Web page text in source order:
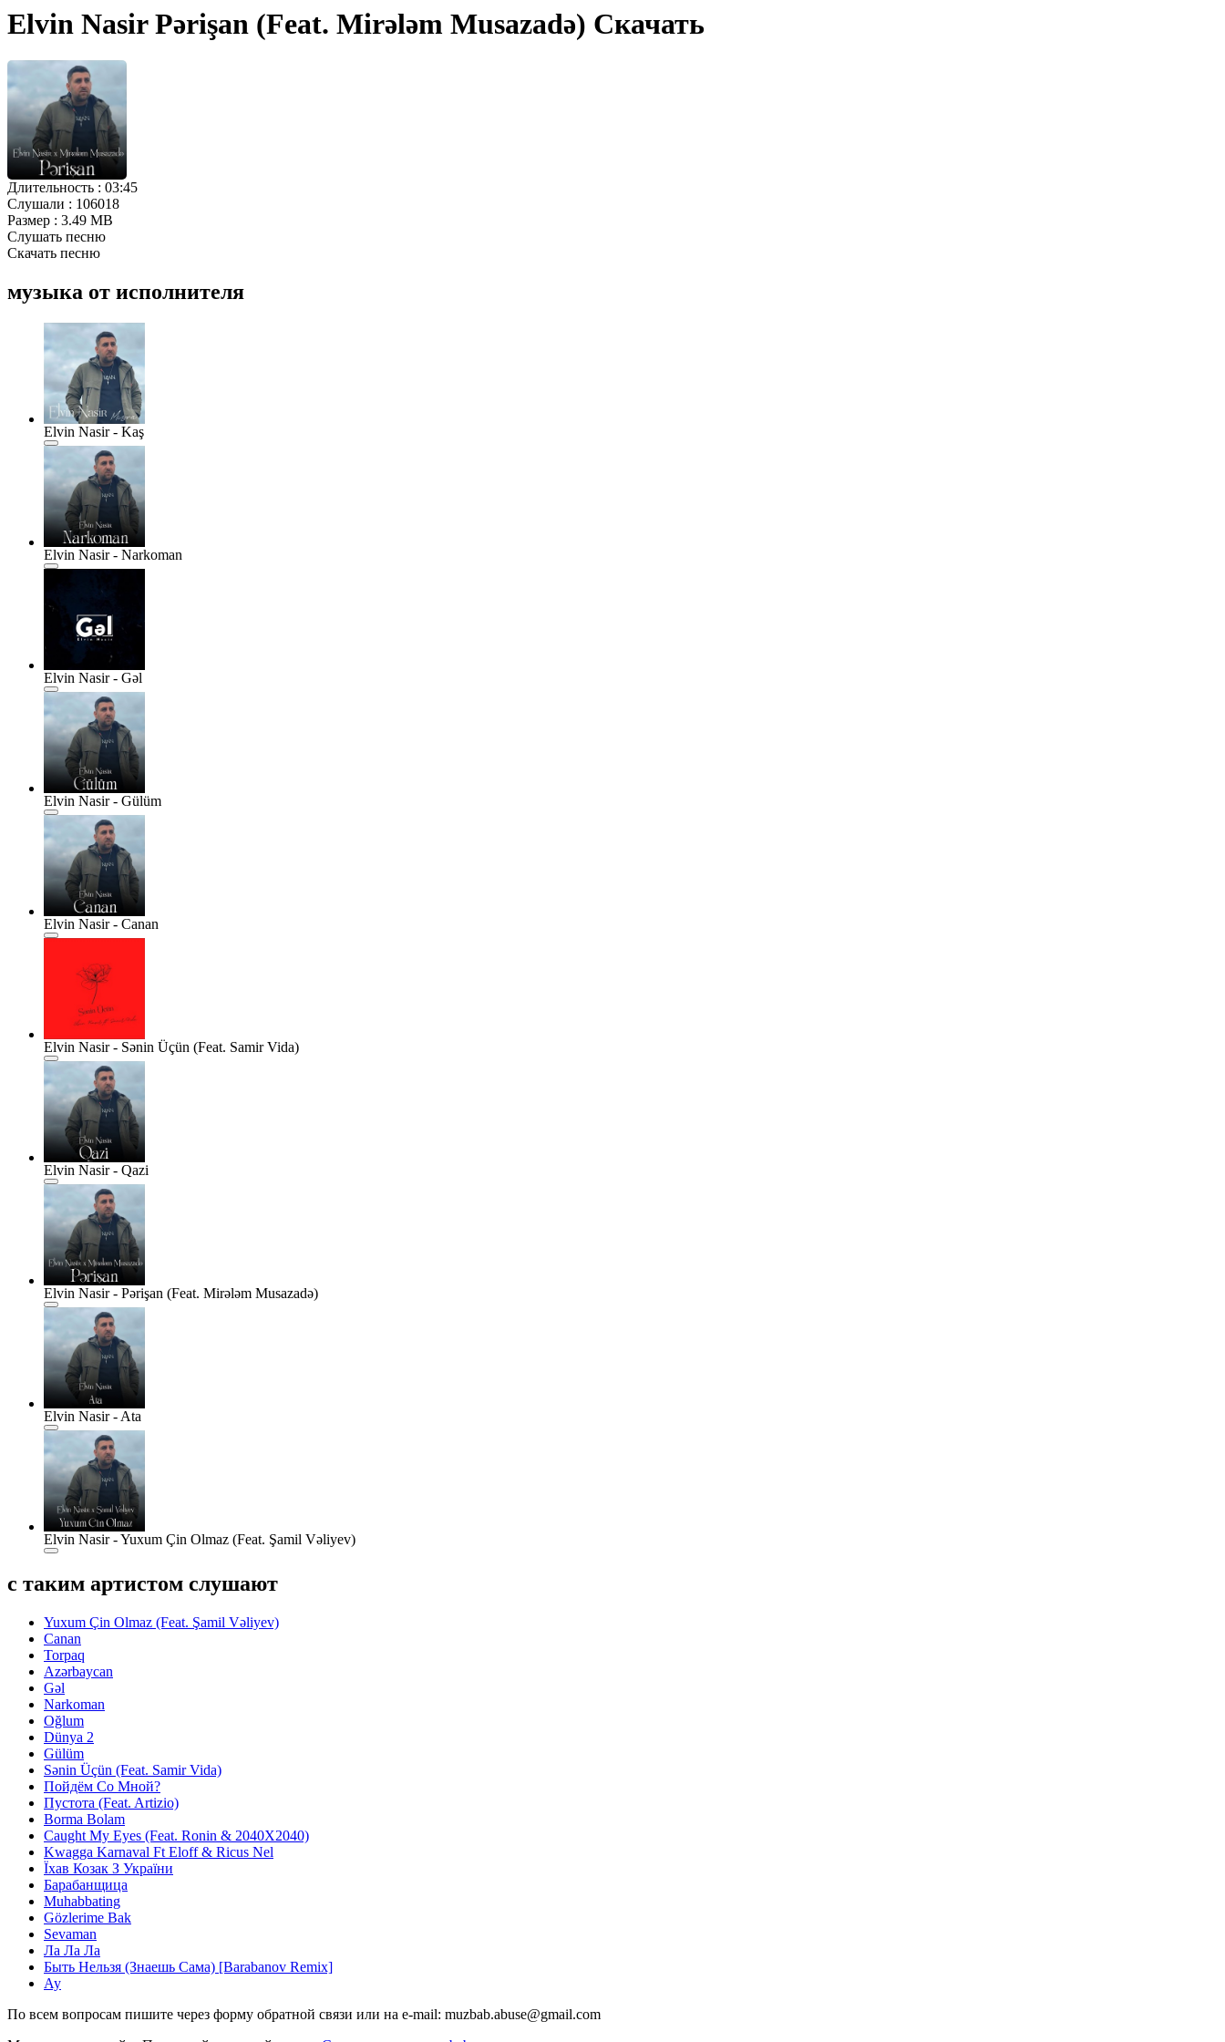
Elvin Nasir Pərişan (Feat. Mirələm Musazadə) Скачать
Длительность : 03:45
Слушали : 106018
Размер : 3.49 MB
Слушать песню
Скачать песню
музыка от исполнителя
Elvin Nasir - Kaş
Elvin Nasir - Narkoman
Elvin Nasir - Gəl
Elvin Nasir - Gülüm
Elvin Nasir - Canan
Elvin Nasir - Sənin Üçün (Feat. Samir Vida)
Elvin Nasir - Qazi
Elvin Nasir - Pərişan (Feat. Mirələm Musazadə)
Elvin Nasir - Ata
Elvin Nasir - Yuxum Çin Olmaz (Feat. Şamil Vəliyev)
с таким артистом слушают
Yuxum Çin Olmaz (Feat. Şamil Vəliyev)
Canan
Torpaq
Azərbaycan
Gəl
Narkoman
Oğlum
Dünya 2
Gülüm
Sənin Üçün (Feat. Samir Vida)
Пойдём Со Мной?
Пустота (Feat. Artizio)
Borma Bolam
Caught My Eyes (Feat. Ronin & 2040X2040)
Kwagga Karnaval Ft Eloff & Ricus Nel
Їхав Козак З України
Барабанщица
Muhabbating
Gözlerime Bak
Sevaman
Ла Ла Ла
Быть Нельзя (Знаешь Сама) [Barabanov Remix]
Ау
По всем вопросам пишите через форму обратной связи или на e-mail: muzbab.abuse@gmail.com